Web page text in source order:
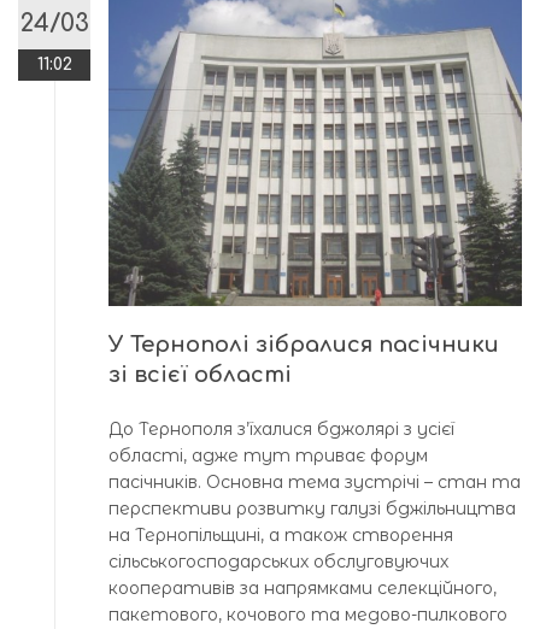
24/03
11:02
У Тернополі зібралися пасічники
зі всієї області
До Тернополя з’їхалися бджолярі з усієї
області, адже тут триває форум
пасічників. Основна тема зустрічі – стан та
перспективи розвитку галузі бджільництва
на Тернопільщині, а також створення
сільськогосподарських обслуговуючих
кооперативів за напрямками селекційного,
пакетового, кочового та медово-пилкового